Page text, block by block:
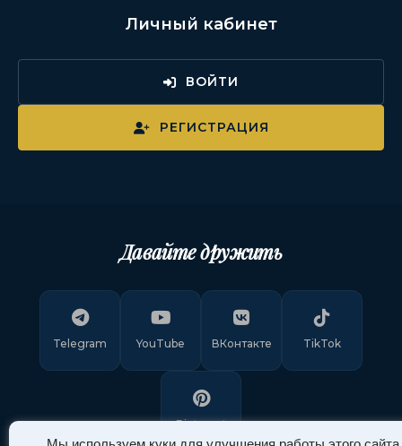
Личный кабинет
ВОЙТИ
РЕГИСТРАЦИЯ
Давайте дружить
Telegram YouTube ВКонтакте TikTok
Pinterest